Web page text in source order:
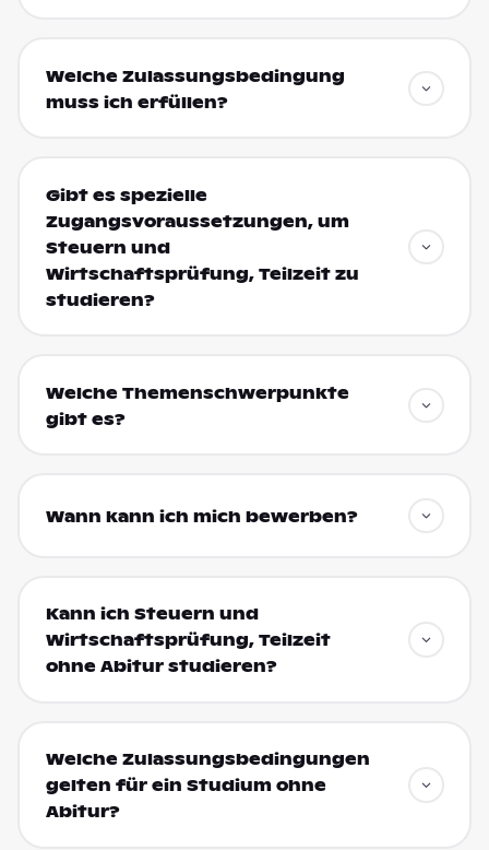
Welche Zulassungsbedingung
muss ich erfüllen?
Gibt es spezielle
Zugangsvoraussetzungen, um
Steuern und
Wirtschaftsprüfung, Teilzeit zu
studieren?
Welche Themenschwerpunkte
gibt es?
Wann kann ich mich bewerben?
Kann ich Steuern und
Wirtschaftsprüfung, Teilzeit
ohne Abitur studieren?
Welche Zulassungsbedingungen
gelten für ein Studium ohne
Abitur?